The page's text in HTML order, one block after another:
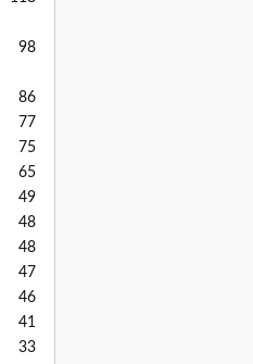
98
86
77
75
65
49
48
48
47
46
41
33